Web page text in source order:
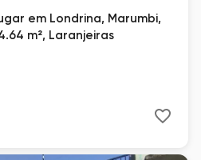
em Londrina, Marumbi,
m², Laranjeiras